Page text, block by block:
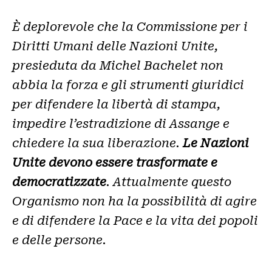
È deplorevole che la Commissione per i
Diritti Umani delle Nazioni Unite,
presieduta da Michel Bachelet non
abbia la forza e gli strumenti giuridici
per difendere la libertà di stampa,
impedire l’estradizione di Assange e
chiedere la sua liberazione.Le Nazioni
Unite devono essere trasformate e
democratizzate. Attualmente questo
Organismo non ha la possibilità di agire
e di difendere la Pace e la vita dei popoli
e delle persone.